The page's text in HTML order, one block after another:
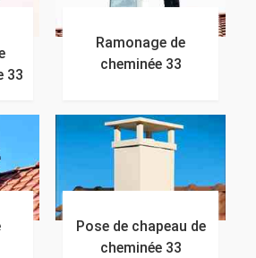
33
Ramonage de
cheminée 33
Pose de chapeau de
cheminée 33